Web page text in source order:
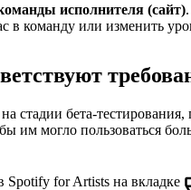
исполнителя (сайт)
в команду или изменить
стадии бета-тестирования,
им могло пользоваться
Spotify for Artists на вкладке